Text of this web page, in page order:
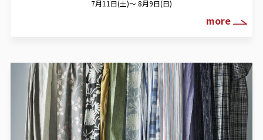
7月11日(土)～ 8月9日(日)
more